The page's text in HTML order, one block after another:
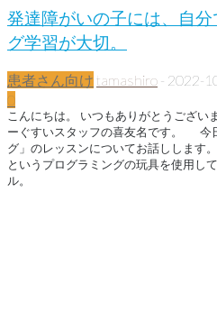
発達障がいの子には、自
グ学習が大切。
患者さん向け tamashiro - 2022-
0
こんにちは。 いつもありがとうござい
ーぐすいスタッフの喜友名です。 今
グ」のレッスンについてお話しします
というプログラミングの玩具を使用し
ル。